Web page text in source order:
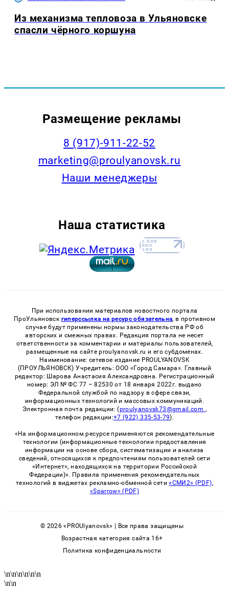
Из механизма тепловоза в Ульяновске
спасли чёрного коршуна
Размещение рекламы
8 (917)-911-22-52
marketing@proulyanovsk.ru
Наши менеджеры
Наша статистика
При использовании материалов новостного портала
ПроУльяновск гиперссылка на ресурс обязательна, в противном
случае будут применены нормы законодательства РФ об
авторских и смежных правах. Редакция портала не несет
ответственности за комментарии и материалы пользователей,
размещенные на сайте proulyanovsk.ru и его субдоменах.
Наименование: сетевое издание PROULYANOVSK
(ПРОУЛЬЯНОВСК) Учредитель: ООО «Город Самара». Главный
редактор: Шарова Анастасия Александровна. Регистрационный
номер: ЭЛ № ФС 77 – 82530 от 18 января 2022г. выдано
Федеральной службой по надзору в сфере связи,
информационных технологий и массовых коммуникаций.
Электронная почта редакции: (proulyanovsk73@gmail.com ,
телефон редакции:+7 (922) 335-53-79).
«На информационном ресурсе применяются рекомендательные
технологии (информационные технологии предоставления
информации на основе сбора, систематизации и анализа
сведений, относящихся к предпочтениям пользователей сети
«Интернет», находящихся на территории Российской
Федерации)». Правила применения рекомендательных
технологий в виджетах рекламно-обменной сети«СМИ2» (PDF),
«Sparrow» (PDF)
© 2026 «PROUlyanovsk» | Все права защищены
Возрастная категория сайта 16+
Политика конфиденциальности
\n\n\n\n\n\n
\n\n